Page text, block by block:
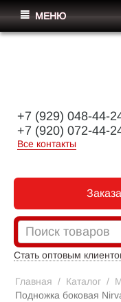
+7 (929) 048-44-
+7 (920) 072-44-
Все контакты
Стать оптовым
МЕНЮ
Главная / Каталог /
Подножка боковая